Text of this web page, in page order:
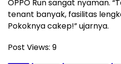
OPPO Run sangat nyaman.
tenant banyak, fasilitas
Pokoknya cakep!” ujarnya.
Post Views: 9